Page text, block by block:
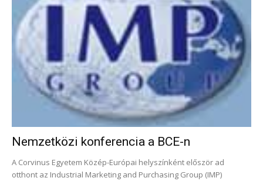
Nemzetközi konferencia a BCE-n
A Corvinus Egyetem Közép-Európai helyszínként először ad
otthont az Industrial Marketing and Purchasing Group (IMP)